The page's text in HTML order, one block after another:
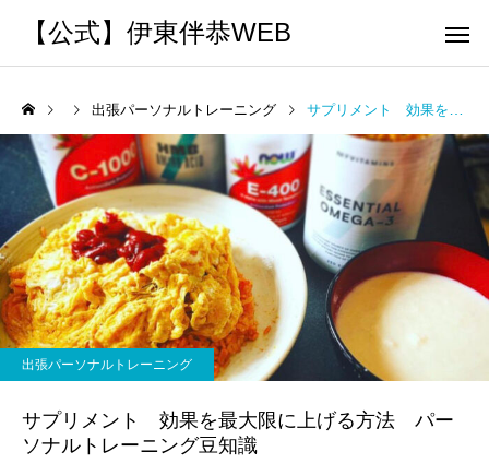
【公式】伊東伴恭WEB
トレーナーとして 個別トレー
出張 講演 セミナー 運動・体操
パーソナルトレーニ
ング
キックボクシングで本当に
痩せますか？｜元日本王者
で答えます
パーソナルトレーニ
ング
パーソナルトレーナー
び方｜失敗しない7つ
解説
出張パーソナルトレーニング サプリメント 効果を最大限に上げる方法 パーソナルトレーニング豆知識
出張パーソナルトレーニング
サプリメント 効果を最大限に上げる方法 パー
ソナルトレーニング豆知識